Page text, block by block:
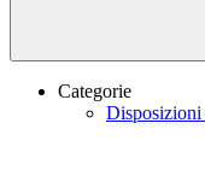
Categorie
Disposizioni